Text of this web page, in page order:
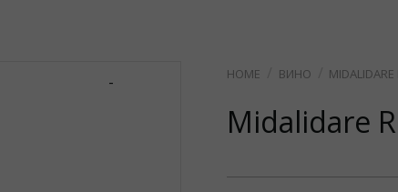
- ВИНO
Midalidare